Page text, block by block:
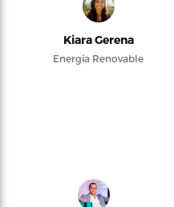
Kiara Gerena
Energía Renovable